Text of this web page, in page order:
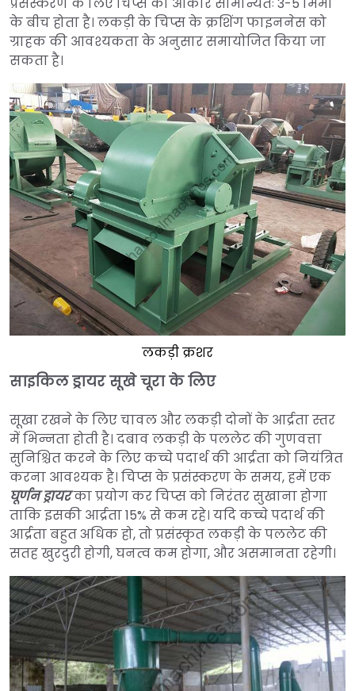
प्रसंस्करण के लिए चिप्स का आकार सामान्यतः 3-5 मिमी
के बीच होता है। लकड़ी के चिप्स के क्रशिंग फाइननेस को
ग्राहक की आवश्यकता के अनुसार समायोजित किया जा
सकता है।
लकड़ी क्रशर
साइकिल ड्रायर सूखे चूरा के लिए
सूखा रखने के लिए चावल और लकड़ी दोनों के आर्द्रता स्तर
में भिन्नता होती है। दबाव लकड़ी के पललेट की गुणवत्ता
सुनिश्चित करने के लिए कच्चे पदार्थ की आर्द्रता को नियंत्रित
करना आवश्यक है। चिप्स के प्रसंस्करण के समय, हमें एक
घूर्णन ड्रायरका प्रयोग कर चिप्स को निरंतर सुखाना होगा
ताकि इसकी आर्द्रता 15% से कम रहे। यदि कच्चे पदार्थ की
आर्द्रता बहुत अधिक हो, तो प्रसंस्कृत लकड़ी के पललेट की
सतह खुरदुरी होगी, घनत्व कम होगा, और असमानता रहेगी।